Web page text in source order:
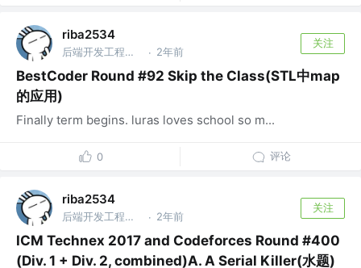
riba2534
后端开发工程师 @字节跳动 · 2年前
关注
BestCoder Round #92 Skip the Class(STL中map
的应用)
Finally term begins. luras loves school so m...
0 评论
riba2534
后端开发工程师 @字节跳动 · 2年前
关注
ICM Technex 2017 and Codeforces Round #400
(Div. 1 + Div. 2, combined)A. A Serial Killer(水题)